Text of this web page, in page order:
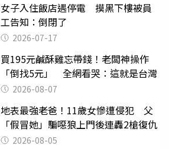
女子入住飯店遇停電 摸黑下樓被員
工告知：倒閉了
2026-07-17
買195元鹹酥雞忘帶錢！老闆神操作
「倒找5元」 全網看哭：這就是台灣
2026-08-07
地表最強老爸！11歲女慘遭侵犯 父
「假冒她」騙噁狼上門後連轟2槍復仇
2026-08-05